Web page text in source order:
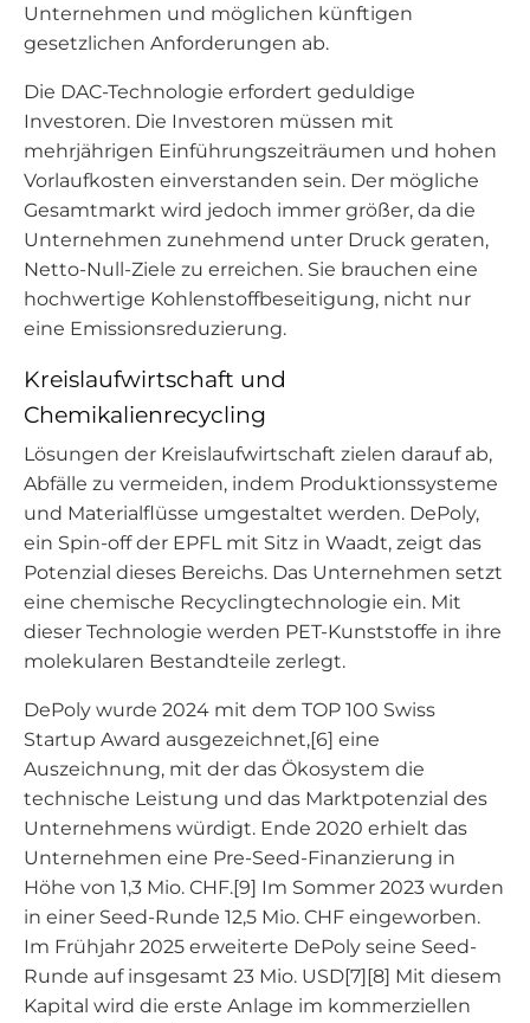
Unternehmen und möglichen künftigen
gesetzlichen Anforderungen ab.
Die DAC-Technologie erfordert geduldige
Investoren. Die Investoren müssen mit
mehrjährigen Einführungszeiträumen und hohen
Vorlaufkosten einverstanden sein. Der mögliche
Gesamtmarkt wird jedoch immer größer, da die
Unternehmen zunehmend unter Druck geraten,
Netto-Null-Ziele zu erreichen. Sie brauchen eine
hochwertige Kohlenstoffbeseitigung, nicht nur
eine Emissionsreduzierung.
Kreislaufwirtschaft und
Chemikalienrecycling
Lösungen der Kreislaufwirtschaft zielen darauf ab,
Abfälle zu vermeiden, indem Produktionssysteme
und Materialflüsse umgestaltet werden. DePoly,
ein Spin-off der EPFL mit Sitz in Waadt, zeigt das
Potenzial dieses Bereichs. Das Unternehmen setzt
eine chemische Recyclingtechnologie ein. Mit
dieser Technologie werden PET-Kunststoffe in ihre
molekularen Bestandteile zerlegt.
DePoly wurde 2024 mit dem TOP 100 Swiss
Startup Award ausgezeichnet,[6] eine
Auszeichnung, mit der das Ökosystem die
technische Leistung und das Marktpotenzial des
Unternehmens würdigt. Ende 2020 erhielt das
Unternehmen eine Pre-Seed-Finanzierung in
Höhe von 1,3 Mio. CHF.[9] Im Sommer 2023 wurden
in einer Seed-Runde 12,5 Mio. CHF eingeworben.
Im Frühjahr 2025 erweiterte DePoly seine Seed-
Runde auf insgesamt 23 Mio. USD[7][8] Mit diesem
Kapital wird die erste Anlage im kommerziellen